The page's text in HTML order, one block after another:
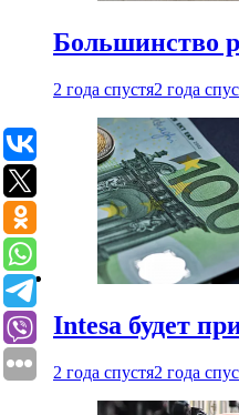
Большинство
2 года спустя2 года
Intesa будет
2 года спустя2 года